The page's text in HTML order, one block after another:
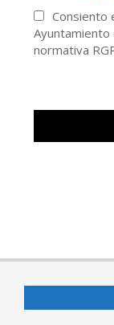
Consiento
Ayuntamiento
normativa